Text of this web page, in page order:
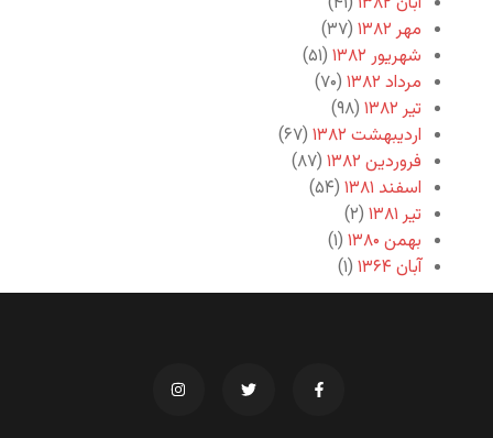
مهر ۱۳۸۲
(۳۷)
شهریور ۱۳۸۲
(۵۱)
مرداد ۱۳۸۲
(۷۰)
تیر ۱۳۸۲
(۹۸)
اردیبهشت ۱۳۸۲
(۶۷)
فروردین ۱۳۸۲
(۸۷)
اسفند ۱۳۸۱
(۵۴)
تیر ۱۳۸۱
(۲)
بهمن ۱۳۸۰
(۱)
آبان ۱۳۶۴
(۱)